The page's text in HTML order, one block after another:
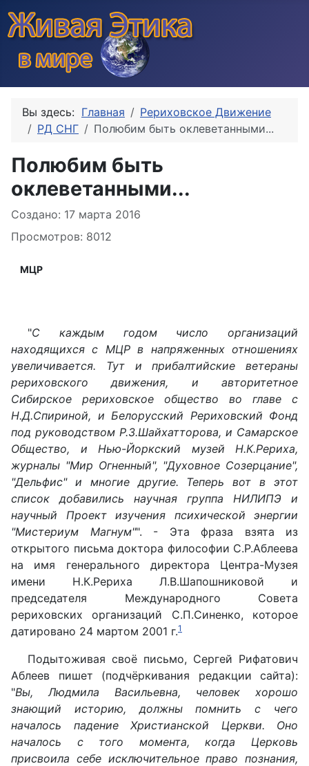
Вы здесь: Главная
Рериховское Движение
РД СНГ
Полюбим быть оклеветанными...
Полюбим быть
оклеветанными...
Информация о материале
Создано: 17 марта 2016
Просмотров: 8012
МЦР
"С каждым годом число организаций
находящихся с МЦР в напряженных отношениях
увеличивается. Тут и прибалтийские ветераны
рериховского движения, и авторитетное
Сибирское рериховское общество во главе с
Н.Д.Спириной, и Белорусский Рериховский Фонд
под руководством Р.З.Шайхатторова, и Самарское
Общество, и Нью-Йоркский музей Н.К.Рериха,
журналы "Мир Огненный", "Духовное Созерцание",
"Дельфис" и многие другие. Теперь вот в этот
список добавились научная группа НИЛИПЭ и
научный Проект изучения психической энергии
"Мистериум Магнум"". - Эта фраза взята из
открытого письма доктора философии С.Р.Аблеева
на имя генерального директора Центра-Музея
имени Н.К.Рериха Л.В.Шапошниковой и
председателя Международного Совета
рериховских организаций С.П.Синенко, которое
датировано 24 мартом 2001 г.1
Подытоживая своё письмо, Сергей Рифатович
Аблеев пишет (подчёркивания редакции сайта):
"Вы, Людмила Васильевна, человек хорошо
знающий историю, должны помнить с чего
началось падение Христианской Церкви. Оно
началось с того момента, когда Церковь
присвоила себе исключительное право познания,